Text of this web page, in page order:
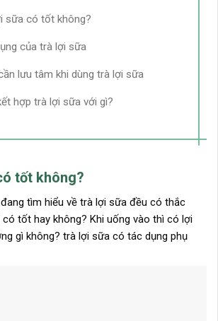
sữa có tốt không?
của trà lợi sữa
lưu tâm khi dùng trà lợi sữa
hợp trà lợi sữa với gì?
tốt không?
tìm hiểu về trà lợi sữa đều có thắc
tốt hay không? Khi uống vào thì có lợi
gì không? trà lợi sữa có tác dụng phụ